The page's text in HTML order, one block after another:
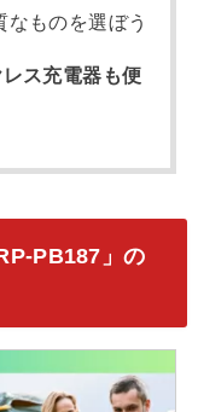
ものを選ぼう
ス充電器も便
PB187」の